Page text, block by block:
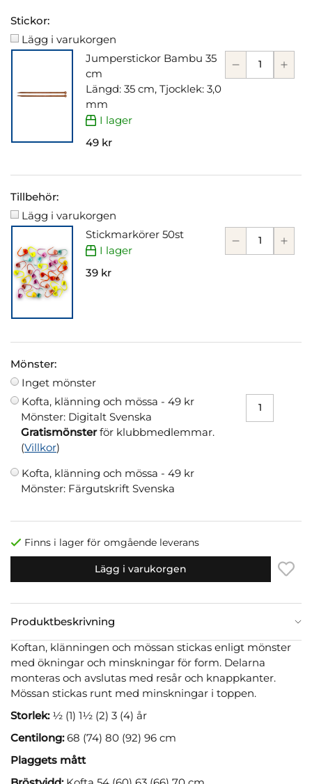
Stickor:
Lägg i varukorgen
Jumperstickor Bambu 35
cm
Längd: 35 cm, Tjocklek: 3,0
mm
I lager
49 kr
Tillbehör:
Lägg i varukorgen
Stickmarkörer 50st
I lager
39 kr
Mönster:
Inget mönster
Kofta, klänning och mössa - 49 kr
Mönster: Digitalt Svenska
Gratismönsterför klubbmedlemmar.
(Villkor)
Kofta, klänning och mössa - 49 kr
Mönster: Färgutskrift Svenska
Finns i lager för omgående leverans
Lägg i varukorgen
Produktbeskrivning
Koftan, klänningen och mössan stickas enligt mönster
med ökningar och minskningar för form. Delarna
monteras och avslutas med resår och knappkanter.
Mössan stickas runt med minskningar i toppen.
Storlek:½ (1) 1½ (2) 3 (4) år
Centilong:68 (74) 80 (92) 96 cm
Plaggets mått